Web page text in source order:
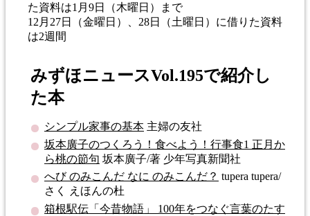
た資料は1月9日（木曜日）まで
12月27日（金曜日）、28日（土曜日）に借りた資料
は2週間
みずほニュースVol.195で紹介し
た本
シンプル家事の基本 主婦の友社
坂本廣子のつくろう！食べよう！行事食1 正月か
ら桃の節句 坂本廣子/著 少年写真新聞社
へび のみこんだ なに のみこんだ？ tupera tupera/
さく えほんの杜
箱根駅伝「今昔物語」 100年をつなぐ言葉のたす